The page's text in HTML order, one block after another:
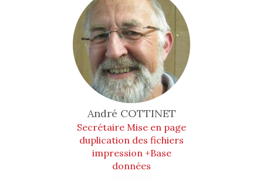
André COTTINET
Secrétaire Mise en page
duplication des fichiers
impression +Base
données